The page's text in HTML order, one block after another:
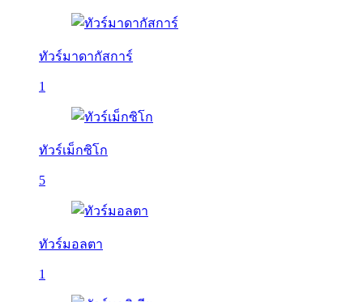
ทัวร์มาดากัสการ์
1
ทัวร์เม็กซิโก
5
ทัวร์มอลตา
1